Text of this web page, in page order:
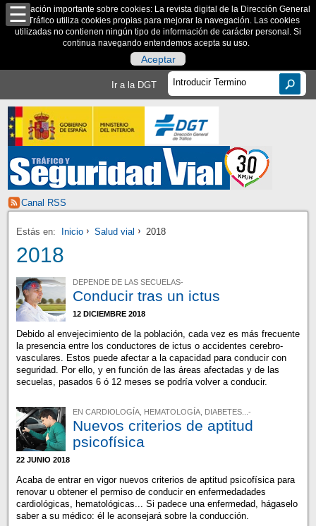
Información importante sobre cookies: La revista digital de la Dirección General
de Tráfico utiliza cookies propias para mejorar la navegación. Las cookies
utilizadas no contienen ningún tipo de información de carácter personal. Si
continua navegando entendemos acepta su uso.
Aceptar
Ir a la DGT
Canal RSS
Estás en: Inicio Salud vial 2018
2018
DEPENDE DE LAS SECUELAS-
Conducir tras un ictus
12 DICIEMBRE 2018
Debido al envejecimiento de la población, cada vez es más frecuente
la presencia entre los conductores de ictus o accidentes cerebro-
vasculares. Estos puede afectar a la capacidad para conducir con
seguridad. Por ello, y en función de las áreas afectadas y de las
secuelas, pasados 6 ó 12 meses se podría volver a conducir.
EN CARDIOLOGÍA, HEMATOLOGÍA, DIABETES...-
Nuevos criterios de aptitud
psicofísica
22 JUNIO 2018
Acaba de entrar en vigor nuevos criterios de aptitud psicofísica para
renovar u obtener el permiso de conducir en enfermedadades
cardiológicas, hematológicas... Si padece una enfermedad, hágaselo
saber a su médico: él le aconsejará sobre la conducción.